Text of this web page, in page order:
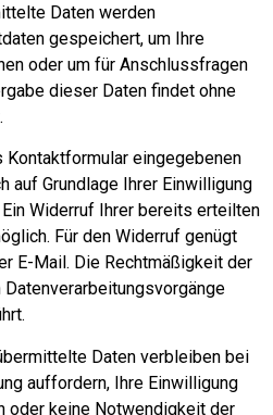
Daten werden
gespeichert, um Ihre
oder um für Anschlussfragen
dieser Daten findet ohne
Kontaktformular eingegebenen
auf Grundlage Ihrer Einwilligung
Ein Widerruf Ihrer bereits erteilten
Für den Widerruf genügt
E-Mail. Die Rechtmäßigkeit der
Daten verbleiben bei
auffordern, Ihre Einwilligung
oder keine Notwendigkeit der